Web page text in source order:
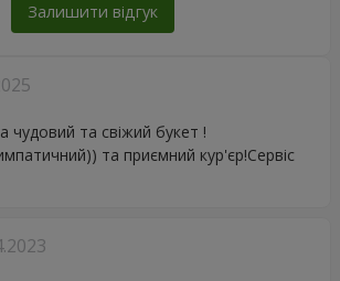
чудовий та свіжий букет !
та приємний кур'єр!Сервіс
Залишити відгук